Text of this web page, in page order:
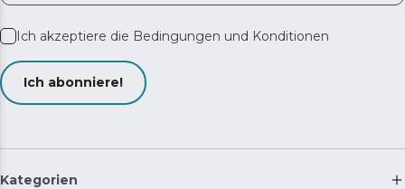
Ich akzeptiere die Bedingungen und Konditionen
Ich abonniere!
Kategorien